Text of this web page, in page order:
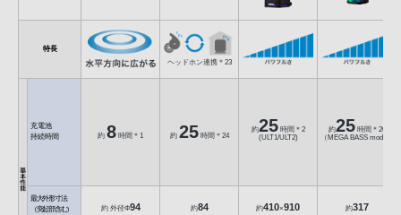
特長
充電池
持続時間
最大外形寸法
（突起部含む）
約 8 時間＊1
約 外径Φ94
ヘッドホン連携＊23
約 25時間＊24
約84
約25時間＊2
(ULT1/ULT2)
約410×910
約25時間＊20
（MEGA BASS mode）
約317